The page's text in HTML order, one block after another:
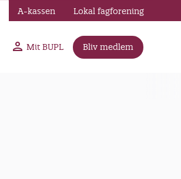
Mit BUPL Bliv medlem
A-kassen Lokal fagforening